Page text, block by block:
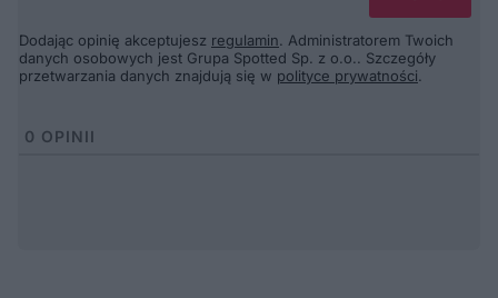
Dodając opinię akceptujesz regulamin. Administratorem Twoich
danych osobowych jest Grupa Spotted Sp. z o.o.. Szczegóły
przetwarzania danych znajdują się w polityce prywatności.
0 OPINII